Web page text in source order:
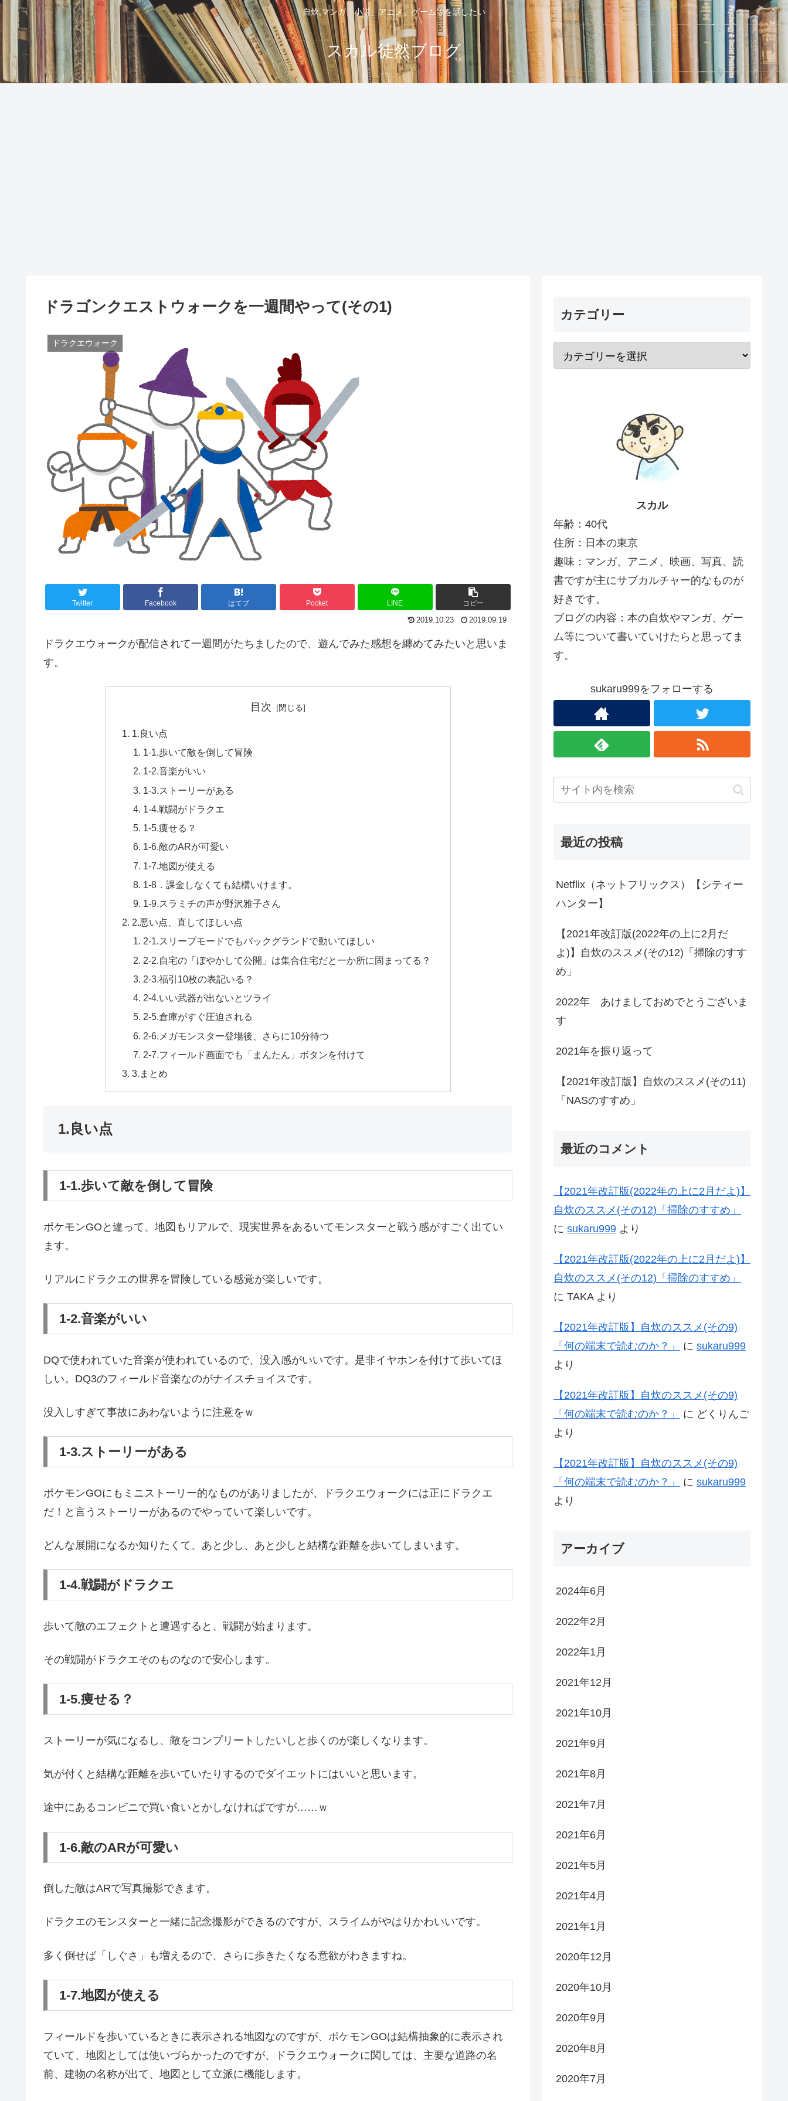
自炊,マンガ、小説、アニメ、ゲーム等を話したい
スカル徒然ブログ
ドラゴンクエストウォークを一週間やって(その1)
ドラクエウォーク
Twitter Facebook はてブ Pocket LINE コピー
2019.10.23 2019.09.19
ドラクエウォークが配信されて一週間がたちましたので、遊んでみた感想を纏めてみたいと思いま
す。
目次
1.良い点
1-1.歩いて敵を倒して冒険
1-2.音楽がいい
1-3.ストーリーがある
1-4.戦闘がドラクエ
1-5.痩せる？
1-6.敵のARが可愛い
1-7.地図が使える
1-8．課金しなくても結構いけます。
1-9.スラミチの声が野沢雅子さん
2.悪い点、直してほしい点
2-1.スリープモードでもバックグランドで動いてほしい
2-2.自宅の「ぼやかして公開」は集合住宅だと一か所に固まってる？
2-3.福引10枚の表記いる？
2-4.いい武器が出ないとツライ
2-5.倉庫がすぐ圧迫される
2-6.メガモンスター登場後、さらに10分待つ
2-7.フィールド画面でも「まんたん」ボタンを付けて
3.まとめ
1.良い点
1-1.歩いて敵を倒して冒険
ポケモンGOと違って、地図もリアルで、現実世界をあるいてモンスターと戦う感がすごく出てい
ます。
リアルにドラクエの世界を冒険している感覚が楽しいです。
1-2.音楽がいい
DQで使われていた音楽が使われているので、没入感がいいです。是非イヤホンを付けて歩いてほ
しい。DQ3のフィールド音楽なのがナイスチョイスです。
没入しすぎて事故にあわないように注意をｗ
1-3.ストーリーがある
ポケモンGOにもミニストーリー的なものがありましたが、ドラクエウォークには正にドラクエ
だ！と言うストーリーがあるのでやっていて楽しいです。
どんな展開になるか知りたくて、あと少し、あと少しと結構な距離を歩いてしまいます。
1-4.戦闘がドラクエ
歩いて敵のエフェクトと遭遇すると、戦闘が始まります。
その戦闘がドラクエそのものなので安心します。
1-5.痩せる？
ストーリーが気になるし、敵をコンプリートしたいしと歩くのが楽しくなります。
気が付くと結構な距離を歩いていたりするのでダイエットにはいいと思います。
途中にあるコンビニで買い食いとかしなければですが……ｗ
1-6.敵のARが可愛い
倒した敵はARで写真撮影できます。
ドラクエのモンスターと一緒に記念撮影ができるのですが、スライムがやはりかわいいです。
多く倒せば「しぐさ」も増えるので、さらに歩きたくなる意欲がわきますね。
1-7.地図が使える
フィールドを歩いているときに表示される地図なのですが、ポケモンGOは結構抽象的に表示され
ていて、地図としては使いづらかったのですが、ドラクエウォークに関しては、主要な道路の名
前、建物の名称が出て、地図として立派に機能します。
カテゴリー
スカル
年齢：40代
住所：日本の東京
趣味：マンガ、アニメ、映画、写真、読
書ですが主にサブカルチャー的なものが
好きです。
ブログの内容：本の自炊やマンガ、ゲー
ム等について書いていけたらと思ってま
す。
sukaru999をフォローする
最近の投稿
Netflix（ネットフリックス）【シティー
ハンター】
【2021年改訂版(2022年の上に2月だ
よ)】自炊のススメ(その12)「掃除のすす
め」
2022年 あけましておめでとうございま
す
2021年を振り返って
【2021年改訂版】自炊のススメ(その11)
「NASのすすめ」
最近のコメント
【2021年改訂版(2022年の上に2月だよ)】
自炊のススメ(その12)「掃除のすすめ」
に sukaru999 より
【2021年改訂版(2022年の上に2月だよ)】
自炊のススメ(その12)「掃除のすすめ」
に TAKAより
【2021年改訂版】自炊のススメ(その9)
「何の端末で読むのか？」
に sukaru999
より
【2021年改訂版】自炊のススメ(その9)
「何の端末で読むのか？」
に どくりんご
より
【2021年改訂版】自炊のススメ(その9)
「何の端末で読むのか？」
に sukaru999
より
アーカイブ
2024年6月
2022年2月
2022年1月
2021年12月
2021年10月
2021年9月
2021年8月
2021年7月
2021年6月
2021年5月
2021年4月
2021年1月
2020年12月
2020年10月
2020年9月
2020年8月
2020年7月